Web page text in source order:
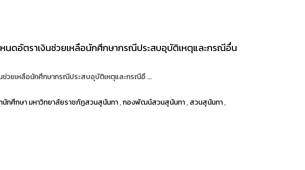
นดอัตราเงินช่วยเหลือนักศึกษากรณีประสบอุบัติเหตุและกรณีอื่น
ช่วยเหลือนักศึกษากรณีประสบอุบัติเหตุและกรณีอื ...
กศึกษา มหาวิทยาลัยราชภัฏสวนสุนันทา,กองพัฒน์สวนสุนันทา,สวนสุนันทา,